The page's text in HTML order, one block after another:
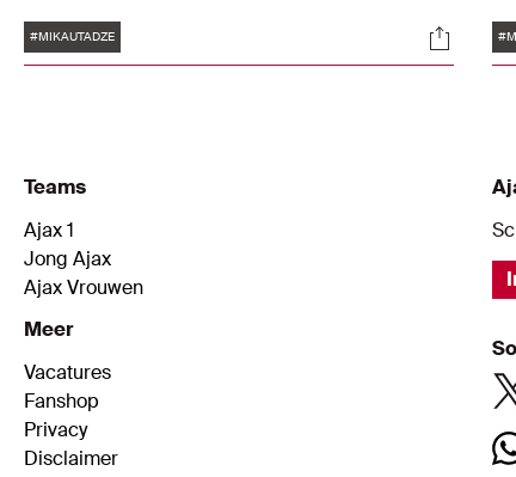
eerste interview. Wij waren erbij.
Tags
#MIKAUTADZE
Teams
Ajax 1
Jong Ajax
Ajax Vrouwen
Meer
Vacatures
Fanshop
Privacy
Disclaimer